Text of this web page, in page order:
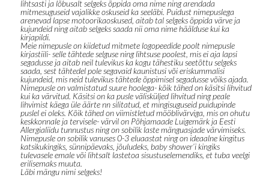
lihtsasti ja lõbusalt selgeks õppida oma nime ning arendada
mitmesuguseid vajalikke oskuseid ka seeläbi. Puidust nimepuslega
arenevad lapse motoorikaoskused, aitab tal selgeks õppida värve ja
kujundeid ning aitab selgeks saada nii oma nime häälduse kui ka
kirjapildi.
Meie nimepusle on kiidetud mitmete logopeedide poolt nimepusle
kirjastiili- selle tähtede selguse ning lihtsuse poolest, mis ei aja lapsi
segadusse ja aitab neil tulevikus ka kogu tähestiku seetõttu selgeks
saada, sest tähtedel pole segavaid kaunistusi või eriskummalisi
kujundeid, mis neid tulevikus tähtede õppimisel segadusse võiks ajada.
Nimepusle on valmistatud suure hoolega- kõik tähed on käsitsi lihvitud
kui ka värvitud. Käsitsi on ka pusle välisküljed lihvitud ning peale
lihvimist käega üle äärte nn silitatud, et mingisuguseid puidupinde
puslel ei oleks. Kõik tähed on viimistletud mööblivärviga, mis on ohutu
keskkonnale ja tervisele- värvil on Põhjamaade Luigemärk ja Eesti
Allergialiidu tunnustus ning on sobilik laste mänguasjade värvimiseks.
Nimepusle on sobilik vanuses 0-3 eluaastat ning on ideaalne kingitus
katsikukingiks, sünnipäevaks, jõuludeks, baby shower’i kingiks
tulevasele emale või lihtsalt lastetoa sisustuselemendiks, et tuba veelgi
erilisemaks muuta.
Läbi mängu nimi selgeks!